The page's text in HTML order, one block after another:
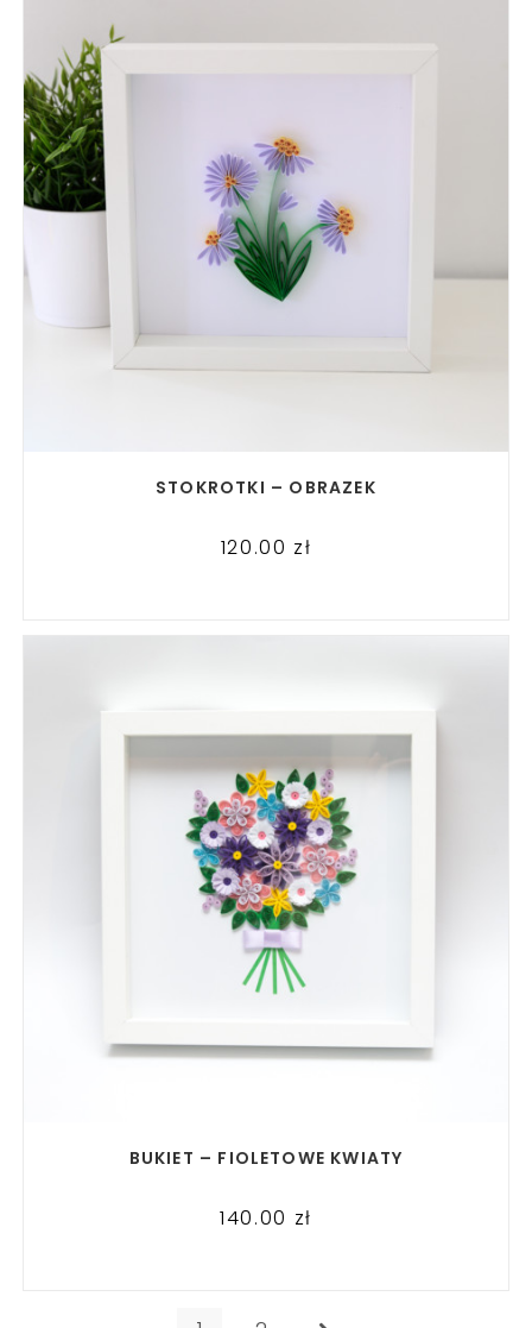
STOKROTKI – OBRAZEK
120.00 zł
BUKIET – FIOLETOWE KWIATY
140.00 zł